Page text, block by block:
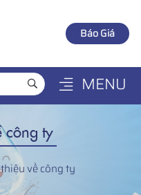
Báo Giá
MENU
công ty
về công ty